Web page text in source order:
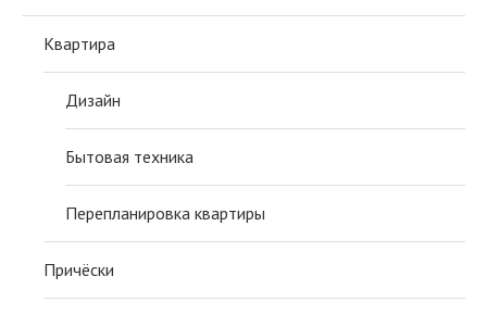
Квартира
Дизайн
Бытовая техника
Перепланировка квартиры
Причёски